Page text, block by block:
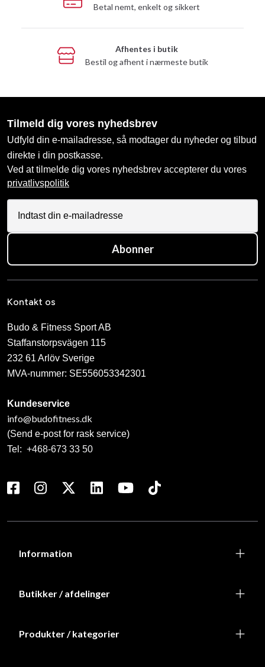
Betal nemt, enkelt og sikkert
Afhentes i butik
Bestil og afhent i nærmeste butik
Tilmeld dig vores nyhedsbrev
Udfyld din e-mailadresse, så modtager du nyheder og tilbud
direkte i din postkasse.
Ved at tilmelde dig vores nyhedsbrev accepterer du vores
privatlivspolitik
Abonner
Kontakt os
Budo & Fitness Sport AB
Staffanstorpsvägen 115
232 61 Arlöv Sverige
MVA-nummer: SE556053342301
Kundeservice
info@budofitness.dk
(Send e-post for rask service)
Tel: +468-673 33 50
Information
Butikker / afdelinger
Produkter / kategorier